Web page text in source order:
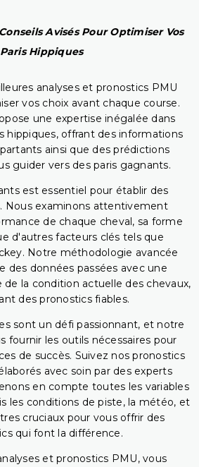
Avisés Pour Optimiser Vos
Paris Hippiques
analyses et pronostics PMU
vos choix avant chaque course.
une expertise inégalée dans
hippiques, offrant des informations
ainsi que des prédictions
guider vers des paris gagnants.
est essentiel pour établir des
Nous examinons attentivement
de chaque cheval, sa forme
d'autres facteurs clés tels que
Notre méthodologie avancée
des données passées avec une
de la condition actuelle des chevaux,
des pronostics fiables.
sont un défi passionnant, et notre
fournir les outils nécessaires pour
de succès. Suivez nos pronostics
avec soin par des experts
en compte toutes les variables
les conditions de piste, la météo, et
cruciaux pour vous offrir des
qui font la différence.
et pronostics PMU, vous